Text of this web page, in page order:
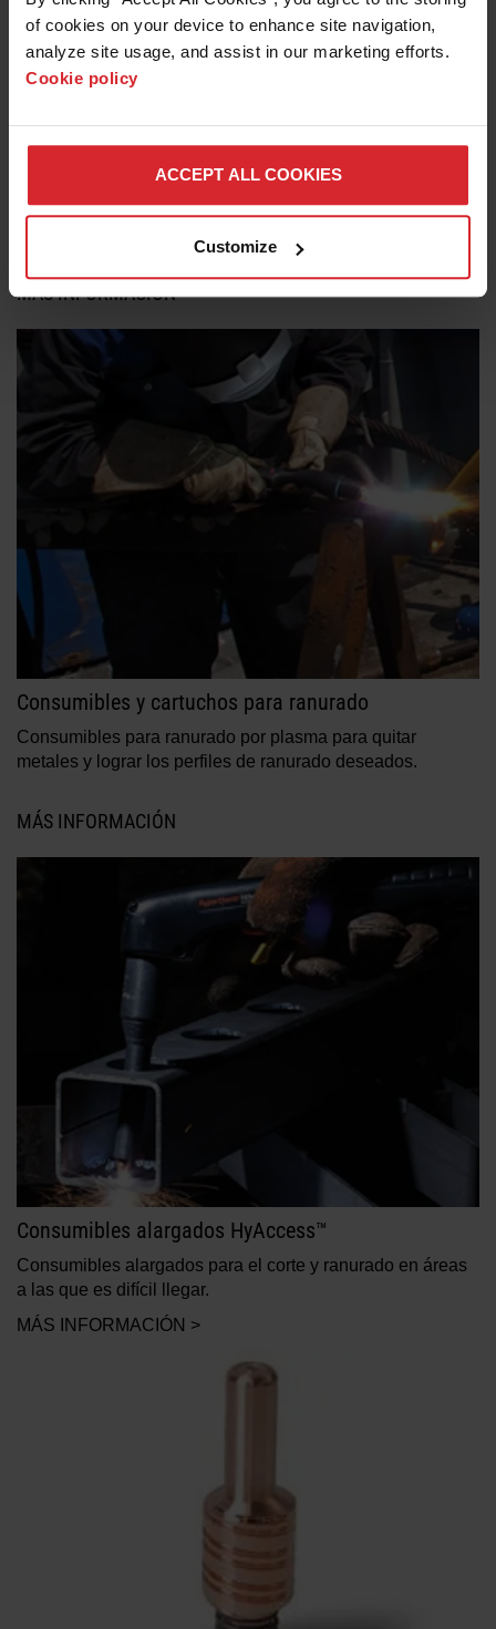
of cookies on your device to enhance site navigation,
analyze site usage, and assist in our marketing efforts.
Cookie policy
ACCEPT ALL COOKIES
Customize
Consumibles y cartuchos FlushCut™
Ideal para realizar cortes al ras de material base para
MÁS INFORMACIÓN
Consumibles y cartuchos para ranurado
Consumibles para ranurado por plasma para quitar
metales y lograr los perfiles de ranurado deseados.
MÁS INFORMACIÓN
Consumibles alargados HyAccess™
Consumibles alargados para el corte y ranurado en áreas
a las que es difícil llegar.
MÁS INFORMACIÓN >